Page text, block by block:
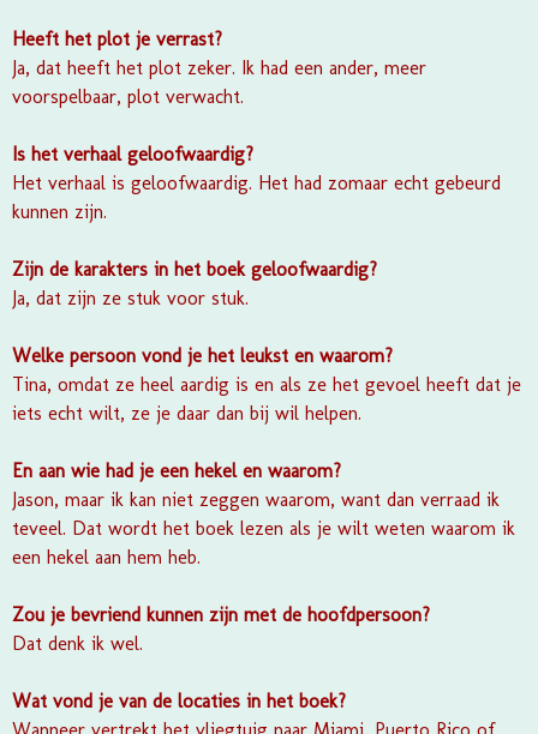
Heeft het plot je verrast?
Ja, dat heeft het plot zeker. Ik had een ander, meer
voorspelbaar, plot verwacht.
Is het verhaal geloofwaardig?
Het verhaal is geloofwaardig. Het had zomaar echt gebeurd
kunnen zijn.
Zijn de karakters in het boek geloofwaardig?
Ja, dat zijn ze stuk voor stuk.
Welke persoon vond je het leukst en waarom?
Tina, omdat ze heel aardig is en als ze het gevoel heeft dat je
iets echt wilt, ze je daar dan bij wil helpen.
En aan wie had je een hekel en waarom?
Jason, maar ik kan niet zeggen waarom, want dan verraad ik
teveel. Dat wordt het boek lezen als je wilt weten waarom ik
een hekel aan hem heb.
Zou je bevriend kunnen zijn met de hoofdpersoon?
Dat denk ik wel.
Wat vond je van de locaties in het boek?